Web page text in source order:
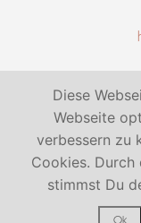
Diese
Webseite
verbessern zu
Cookies.
stimmst Du
Ok